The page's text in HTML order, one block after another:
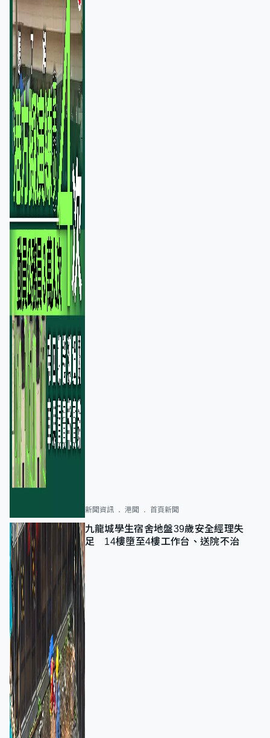
新聞資訊 港聞 首頁新聞
九龍城學生宿舍地盤39歲安全經理失
足 14樓墮至4樓工作台、送院不治